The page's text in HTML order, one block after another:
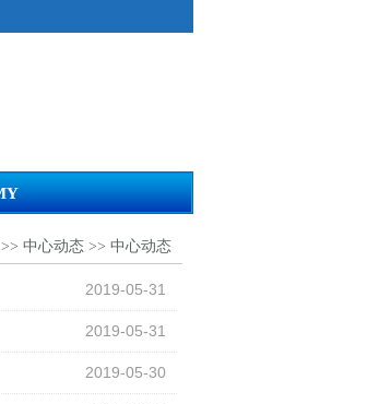
>> 中心动态>> 中心动态
2019-05-31
2019-05-31
2019-05-30